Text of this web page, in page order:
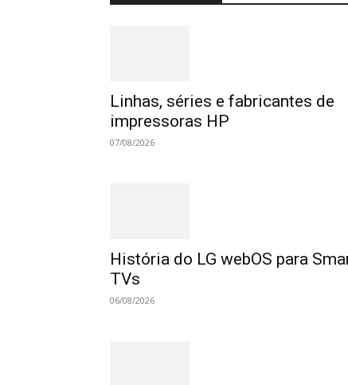
Linhas, séries e fabricantes de
impressoras HP
07/08/2026
História do LG webOS para
TVs
06/08/2026